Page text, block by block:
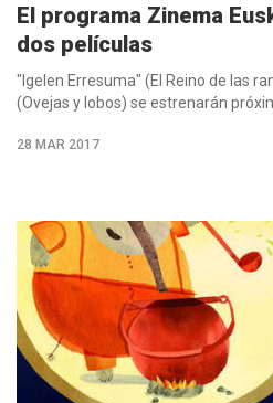
El programa Zinema
dos películas
"Igelen Erresuma" (El Reino de las
(Ovejas y lobos) se estrenarán
28 MAR 2017
M�s
info